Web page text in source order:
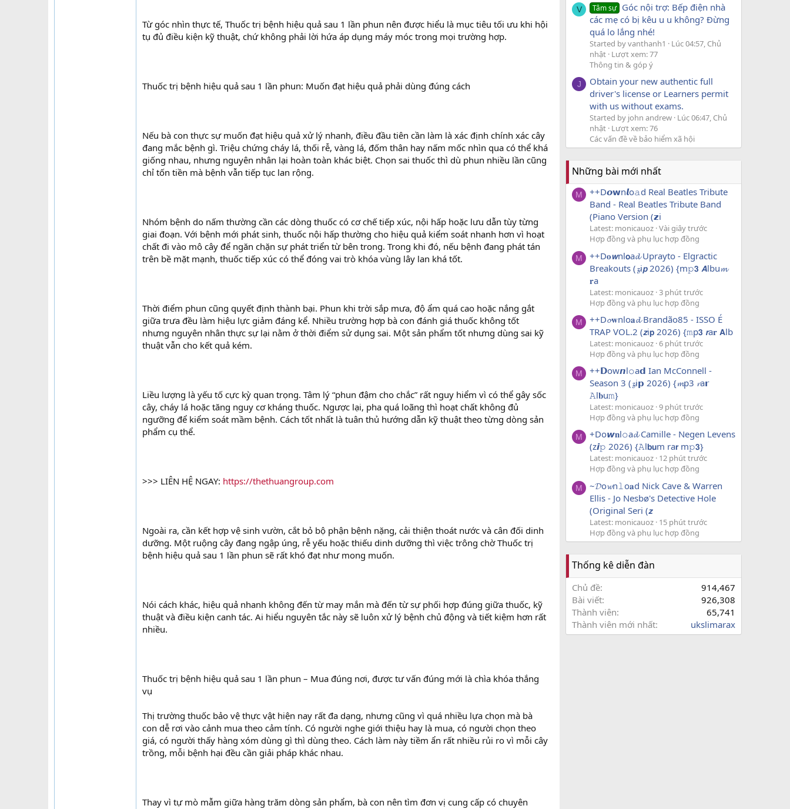
Từ góc nhìn thực tế, Thuốc trị bệnh hiệu quả sau 1 lần phun nên được hiểu là mục tiêu tối ưu khi hội
tụ đủ điều kiện kỹ thuật, chứ không phải lời hứa áp dụng máy móc trong mọi trường hợp.
Thuốc trị bệnh hiệu quả sau 1 lần phun: Muốn đạt hiệu quả phải dùng đúng cách
Nếu bà con thực sự muốn đạt hiệu quả xử lý nhanh, điều đầu tiên cần làm là xác định chính xác cây
đang mắc bệnh gì. Triệu chứng cháy lá, thối rễ, vàng lá, đốm thân hay nấm mốc nhìn qua có thể khá
giống nhau, nhưng nguyên nhân lại hoàn toàn khác biệt. Chọn sai thuốc thì dù phun nhiều lần cũng
chỉ tốn tiền mà bệnh vẫn tiếp tục lan rộng.
Nhóm bệnh do nấm thường cần các dòng thuốc có cơ chế tiếp xúc, nội hấp hoặc lưu dẫn tùy từng
giai đoạn. Với bệnh mới phát sinh, thuốc nội hấp thường cho hiệu quả kiểm soát nhanh hơn vì hoạt
chất đi vào mô cây để ngăn chặn sự phát triển từ bên trong. Trong khi đó, nếu bệnh đang phát tán
trên bề mặt mạnh, thuốc tiếp xúc có thể đóng vai trò khóa vùng lây lan khá tốt.
Thời điểm phun cũng quyết định thành bại. Phun khi trời sắp mưa, độ ẩm quá cao hoặc nắng gắt
giữa trưa đều làm hiệu lực giảm đáng kể. Nhiều trường hợp bà con đánh giá thuốc không tốt
nhưng nguyên nhân thực sự lại nằm ở thời điểm sử dụng sai. Một sản phẩm tốt nhưng dùng sai kỹ
thuật vẫn cho kết quả kém.
Liều lượng là yếu tố cực kỳ quan trọng. Tâm lý “phun đậm cho chắc” rất nguy hiểm vì có thể gây sốc
cây, cháy lá hoặc tăng nguy cơ kháng thuốc. Ngược lại, pha quá loãng thì hoạt chất không đủ
ngưỡng để kiểm soát mầm bệnh. Cách tốt nhất là tuân thủ hướng dẫn kỹ thuật theo từng dòng sản
phẩm cụ thể.
>>> LIÊN HỆ NGAY: https://thethuangroup.com
Ngoài ra, cần kết hợp vệ sinh vườn, cắt bỏ bộ phận bệnh nặng, cải thiện thoát nước và cân đối dinh
dưỡng. Một ruộng cây đang ngập úng, rễ yếu hoặc thiếu dinh dưỡng thì việc trông chờ Thuốc trị
bệnh hiệu quả sau 1 lần phun sẽ rất khó đạt như mong muốn.
Nói cách khác, hiệu quả nhanh không đến từ may mắn mà đến từ sự phối hợp đúng giữa thuốc, kỹ
thuật và điều kiện canh tác. Ai hiểu nguyên tắc này sẽ luôn xử lý bệnh chủ động và tiết kiệm hơn rất
nhiều.
Thuốc trị bệnh hiệu quả sau 1 lần phun – Mua đúng nơi, được tư vấn đúng mới là chìa khóa thắng
vụ
Thị trường thuốc bảo vệ thực vật hiện nay rất đa dạng, nhưng cũng vì quá nhiều lựa chọn mà bà
con dễ rơi vào cảnh mua theo cảm tính. Có người nghe giới thiệu hay là mua, có người chọn theo
giá, có người thấy hàng xóm dùng gì thì dùng theo. Cách làm này tiềm ẩn rất nhiều rủi ro vì mỗi cây
trồng, mỗi bệnh hại đều cần giải pháp khác nhau.
Thay vì tự mò mẫm giữa hàng trăm dòng sản phẩm, bà con nên tìm đơn vị cung cấp có chuyên
V Tâm sự Góc nội trợ: Bếp điện nhà
các mẹ có bị kêu u u không? Đừng
quá lo lắng nhé!
Started by vanthanh1
Lúc 04:57, Chủ
nhật Lượt xem: 77
Thông tin & góp ý
J
Obtain your new authentic full
driver's license or Learners permit
with us without exams.
Started by john andrew Lúc 06:47, Chủ
nhật Lượt xem: 76
Các vấn đề về bảo hiểm xã hội
Những bài mới nhất
M
++D𝙤𝘄n𝙡o𝚊d Real Beatles Tribute
Band - Real Beatles Tribute Band
(Piano Version (𝘇i
Latest: monicauoz Vài giây trước
Hợp đồng và phụ lục hợp đồng
M
++D𝐨𝙬nl𝗼a𝓭 Uprayto - Elgractic
Breakouts (𝔃i𝙥 2026) {m𝚙𝟯 𝘼lbu𝓶
𝐫a
Latest: monicauoz 3 phút trước
Hợp đồng và phụ lục hợp đồng
M
++D𝓸𝐰nlo𝐚𝓭 Brandão85 - ISSO É
TRAP VOL.2 (𝙯i𝗽 2026) {𝚖p𝟯 𝙧a𝐫 𝗔lb
Latest: monicauoz 6 phút trước
Hợp đồng và phụ lục hợp đồng
M
++𝗗ow𝙣l𝚘a𝗱 Ian McConnell -
Season 3 (𝔃i𝗽 2026) {𝓶p3 𝓻a𝗿
𝙰l𝐛u𝚖}
Latest: monicauoz 9 phút trước
Hợp đồng và phụ lục hợp đồng
M
+Do𝙬𝐧l𝚘a𝓭 Camille - Negen Levens
(z𝙞𝚙 2026) {𝙰l𝗯𝘂m ra𝗿 m𝚙𝟯}
Latest: monicauoz 12 phút trước
Hợp đồng và phụ lục hợp đồng
M
~𝓓o𝔀n𝚕o𝐚d Nick Cave & Warren
Ellis - Jo Nesbø's Detective Hole
(Original Seri (𝙯
Latest: monicauoz 15 phút trước
Hợp đồng và phụ lục hợp đồng
Thống kê diễn đàn
Chủ đề
914,467
Bài viết
926,308
Thành viên
65,741
Thành viên mới nhất
ukslimarax